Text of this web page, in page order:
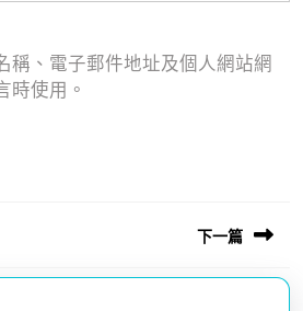
稱、電子郵件地址及個人網站網
時使用。
下一篇